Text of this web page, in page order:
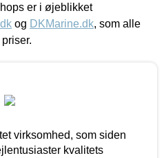
er i øjeblikket
og DKMarine.dk, som alle
virksomhed, som siden
kvalitets